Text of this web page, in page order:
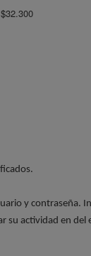
$32.300
y contraseña.
su actividad en del